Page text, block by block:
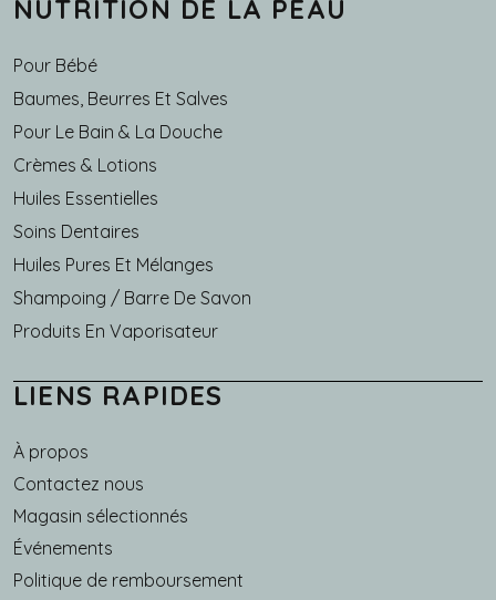
NUTRITION DE LA PEAU
Pour Bébé
Baumes, Beurres Et Salves
Pour Le Bain & La Douche
Crèmes & Lotions
Huiles Essentielles
Soins Dentaires
Huiles Pures Et Mélanges
Shampoing / Barre De Savon
Produits En Vaporisateur
LIENS RAPIDES
À propos
Main navigation
Contactez nous
Magasin sélectionnés
Événements
Politique de remboursement